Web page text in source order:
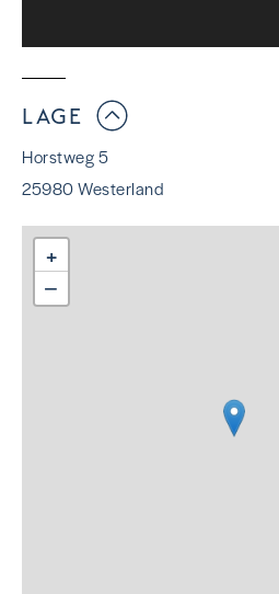
LAGE
Horstweg 5
25980 Westerland
+
−